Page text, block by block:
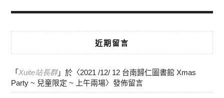
近期留言
「 Xuite站長群」於〈2021 /12/ 12 台南歸仁圖書館 Xmas
Party ~ 兒童限定 ~ 上午兩場〉發佈留言